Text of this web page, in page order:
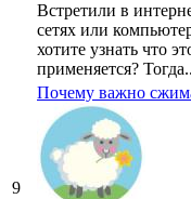
Встретили в
сетях или
хотите узнать что
применяется?
9
Почему важно